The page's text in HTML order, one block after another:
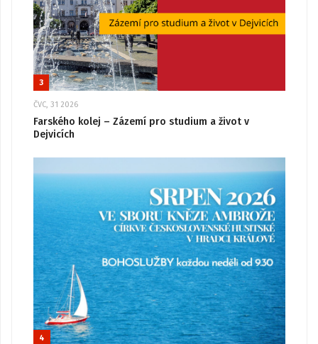
3
ČVC, 31 2026
Farského kolej – Zázemí pro studium a život v
Dejvicích
4